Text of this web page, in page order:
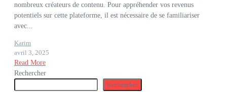
nombreux créateurs de contenu. Pour appréhender vos revenus
potentiels sur cette plateforme, il est nécessaire de se familiariser
avec...
Karim
avril 3, 2025
Read More
Rechercher
Rechercher